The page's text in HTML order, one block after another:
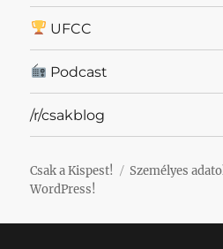
UFCC
Podcast
/r/csakblog
Csak a Kispest! Személyes
WordPress!